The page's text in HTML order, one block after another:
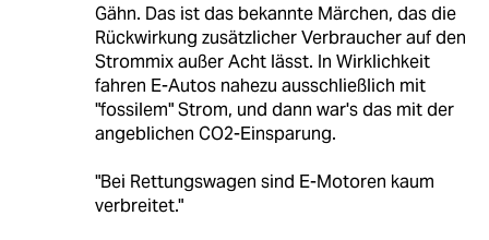
Gähn. Das ist das bekannte Märchen, das die
Rückwirkung zusätzlicher Verbraucher auf den
Strommix außer Acht lässt. In Wirklichkeit
fahren E-Autos nahezu ausschließlich mit
"fossilem" Strom, und dann war's das mit der
angeblichen CO2-Einsparung.
"Bei Rettungswagen sind E-Motoren kaum
verbreitet."